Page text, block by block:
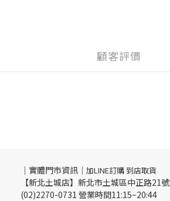
顧客評價
｜實體門市資訊｜ 加LINE訂購 到店取貨
【新北土城店】新北市土城區中正路21號
(02)2270-0731 營業時間11:15~20:44